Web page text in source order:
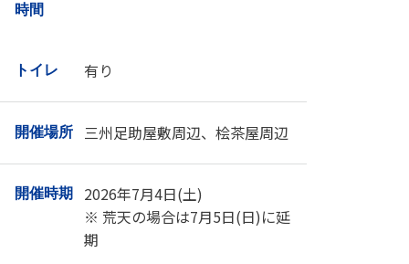
時間
トイレ 有り
開催場所 三州足助屋敷周辺、桧茶屋周辺
開催時期
2026年7月4日(土)
※ 荒天の場合は7月5日(日)に延
期